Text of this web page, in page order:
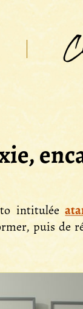
intitulée
puis de